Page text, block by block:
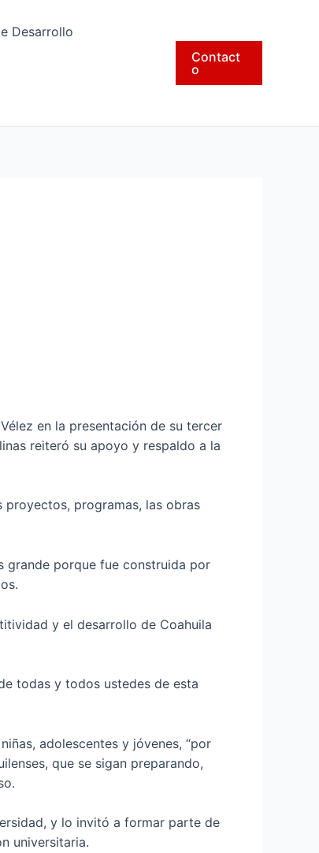
Desarrollo
Contact
o
en la presentación de su tercer
reiteró su apoyo y respaldo a la
programas, las obras
grande porque fue construida por
y el desarrollo de Coahuila
todas y todos ustedes de esta
adolescentes y jóvenes, “por
que se sigan preparando,
y lo invitó a formar parte de
universitaria.